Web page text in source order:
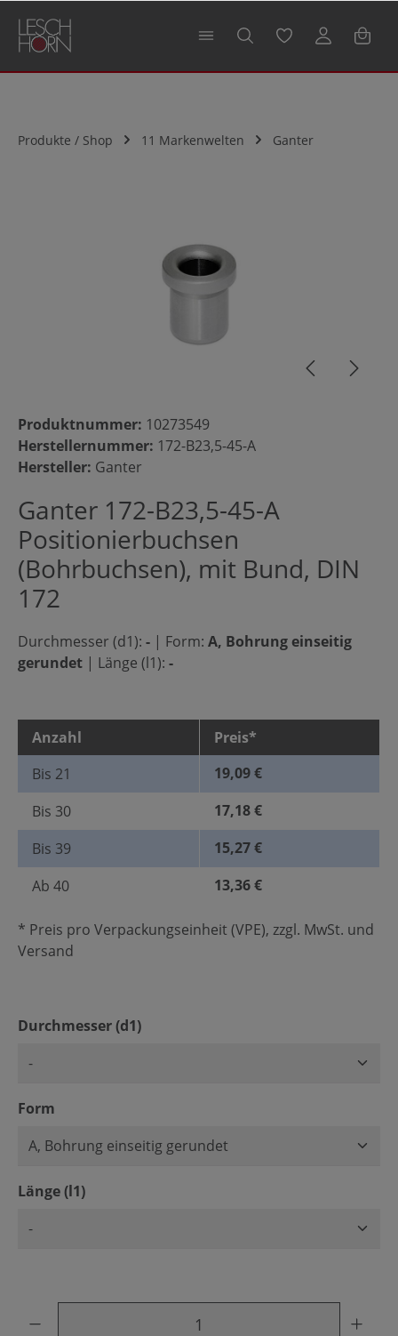
springen
Produkte / Shop 11 Markenwelten Ganter
Produktnummer: 10273549
Herstellernummer: 172-B23,5-45-A
Hersteller: Ganter
Ganter 172-B23,5-45-A
Positionierbuchsen
(Bohrbuchsen), mit Bund, DIN
172
Durchmesser (d1): - | Form: A, Bohrung einseitig
gerundet | Länge (l1): -
Anzahl
Preis*
Bis 21
19,09 €
Bis 30
17,18 €
Bis 39
15,27 €
Ab 40 13,36 €
* Preis pro Verpackungseinheit (VPE), zzgl. MwSt. und
Versand
Durchmesser (d1)auswählen
Form
Länge (l1)auswählen